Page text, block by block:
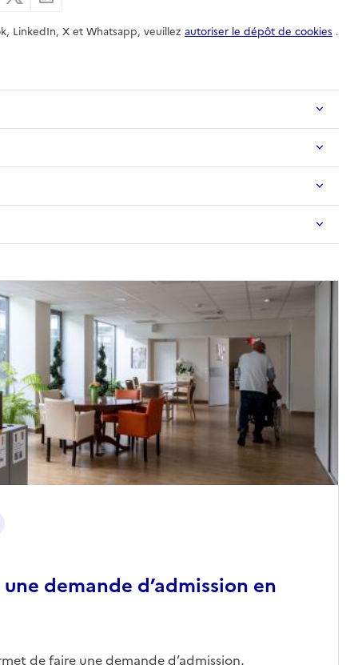
LinkedIn, X et Whatsapp, veuillez autoriser le dépôt de cookies .
demande d’admission en
de faire une demande d’admission,